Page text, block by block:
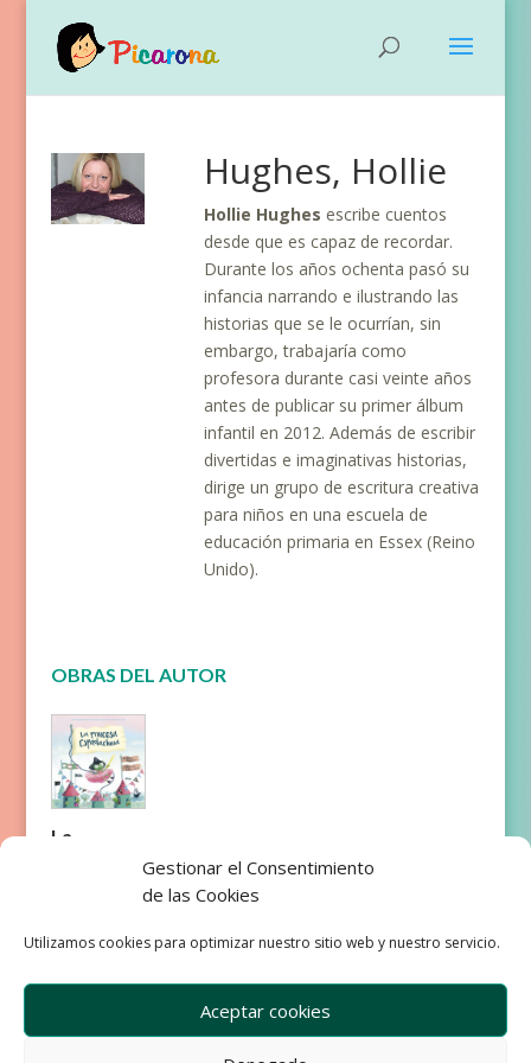
Gestionar el Consentimiento
de las Cookies
Utilizamos cookies para optimizar nuestro sitio web y nuestro servicio.
Aceptar cookies
Hughes, Hollie
Hollie Hughes escribe cuentos
desde que es capaz de recordar.
Durante los años ochenta pasó su
infancia narrando e ilustrando las
historias que se le ocurrían, sin
embargo, trabajaría como
profesora durante casi veinte años
antes de publicar su primer álbum
infantil en 2012. Además de escribir
divertidas e imaginativas historias,
dirige un grupo de escritura creativa
para niños en una escuela de
educación primaria en Essex (Reino
Unido).
OBRAS DEL AUTOR
La